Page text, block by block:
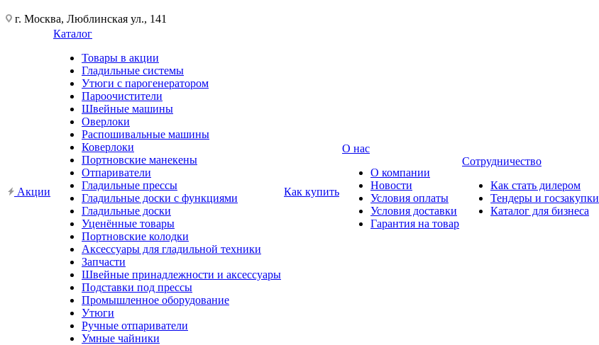
г. Москва, Люблинская ул., 141
Акции
Каталог
Товары в акции
Гладильные системы
Утюги с парогенератором
Пароочистители
Швейные машины
Оверлоки
Распошивальные машины
Коверлоки
Портновские манекены
Отпариватели
Гладильные прессы
Гладильные доски с функциями
Гладильные доски
Уценённые товары
Портновские колодки
Аксессуары для гладильной техники
Запчасти
Швейные принадлежности и аксессуары
Подставки под прессы
Промышленное оборудование
Утюги
Ручные отпариватели
Умные чайники
Как купить
О нас
О компании
Новости
Условия оплаты
Условия доставки
Гарантия на товар
Сотрудничество
Как стать дилером
Тендеры и госзакупки
Каталог для бизнеса